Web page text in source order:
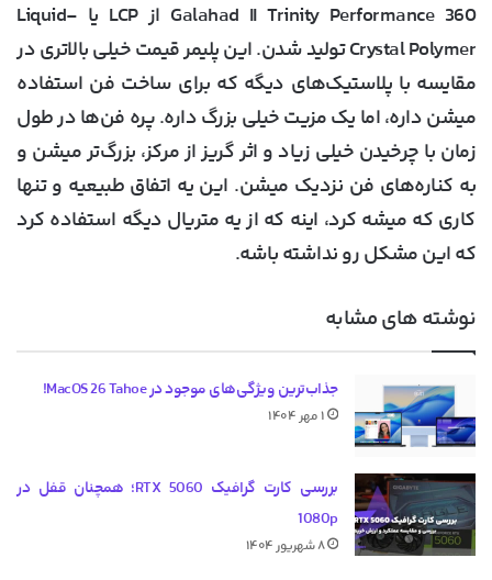
Galahad II Trinity Performance 360 از LCP یا Liquid-
Crystal Polymer تولید شدن. این پلیمر قیمت خیلی بالاتری در
مقایسه با پلاستیک‌های دیگه که برای ساخت فن استفاده
میشن داره، اما یک مزیت خیلی بزرگ داره. پره فن‌ها در طول
زمان با چرخیدن خیلی زیاد و اثر گریز از مرکز، بزرگ‌تر میشن و
به کناره‌های فن نزدیک میشن. این یه اتفاق طبیعیه و تنها
کاری که میشه کرد، اینه که از یه متریال دیگه استفاده کرد
که این مشکل رو نداشته باشه.
نوشته های مشابه
جذاب‌ترین ویژگی‌های موجود در MacOS 26 Tahoe!
۱ مهر ۱۴۰۴
بررسی کارت گرافیک RTX 5060؛ همچنان قفل در
1080p
۸ شهریور ۱۴۰۴